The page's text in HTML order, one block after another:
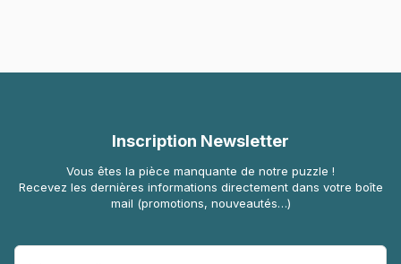
Inscription Newsletter
Vous êtes la pièce manquante de notre puzzle !
Recevez les dernières informations directement dans votre boîte
mail (promotions, nouveautés…)